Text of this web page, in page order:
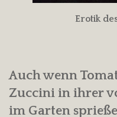
Erotik
Auch wenn
Zuccini in ihrer
im Garten